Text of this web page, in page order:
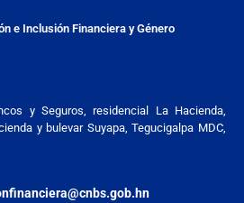
e Inclusión Financiera y Género
y Seguros, residencial La Hacienda,
y bulevar Suyapa, Tegucigalpa MDC,